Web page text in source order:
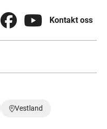
  Kontakt oss
Vestland